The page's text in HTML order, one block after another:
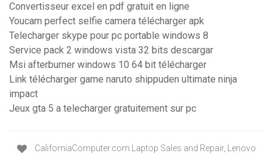
Convertisseur excel en pdf gratuit en ligne
Youcam perfect selfie camera télécharger apk
Telecharger skype pour pc portable windows 8
Service pack 2 windows vista 32 bits descargar
Msi afterburner windows 10 64 bit télécharger
Link télécharger game naruto shippuden ultimate ninja
impact
Jeux gta 5 a telecharger gratuitement sur pc
CaliforniaComputer.com Laptop Sales and Repair, Lenovo